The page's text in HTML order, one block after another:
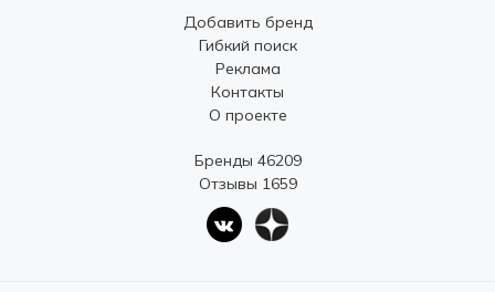
Добавить бренд
Гибкий поиск
Реклама
Контакты
О проекте
Бренды 46209
Отзывы 1659